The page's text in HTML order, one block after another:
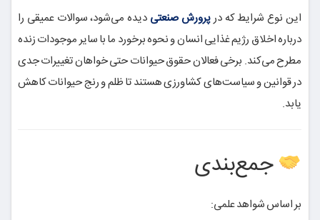
این نوع شرایط که درپرورش صنعتی دیده می‌شود، سوالات عمیقی را
درباره اخلاق رژیم غذایی انسان و نحوه برخورد ما با سایر موجودات زنده
مطرح می‌کند. برخی فعالان حقوق حیوانات حتی خواهان تغییرات جدی
در قوانین و سیاست‌های کشاورزی هستند تا ظلم و رنج حیوانات کاهش
یابد.
جمع‌بندی
بر اساس شواهد علمی: